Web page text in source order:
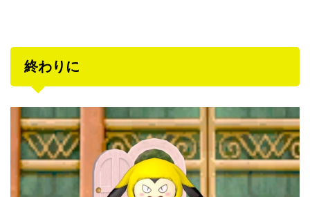
終わりに